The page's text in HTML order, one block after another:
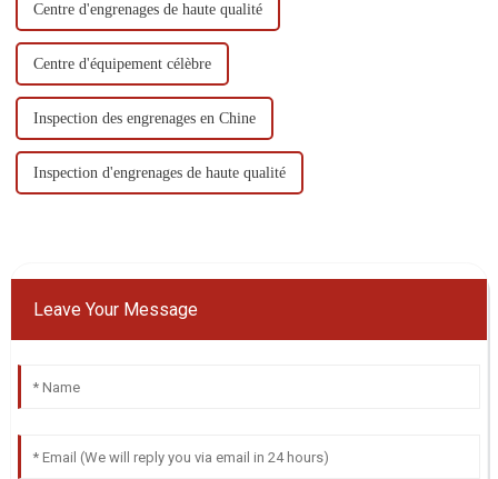
Centre d'engrenages de haute qualité
Centre d'équipement célèbre
Inspection des engrenages en Chine
Inspection d'engrenages de haute qualité
Leave Your Message